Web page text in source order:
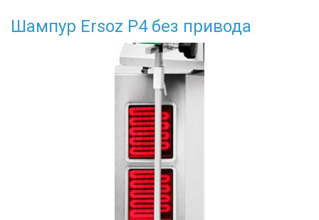
Шампур Ersoz Р4 без привода